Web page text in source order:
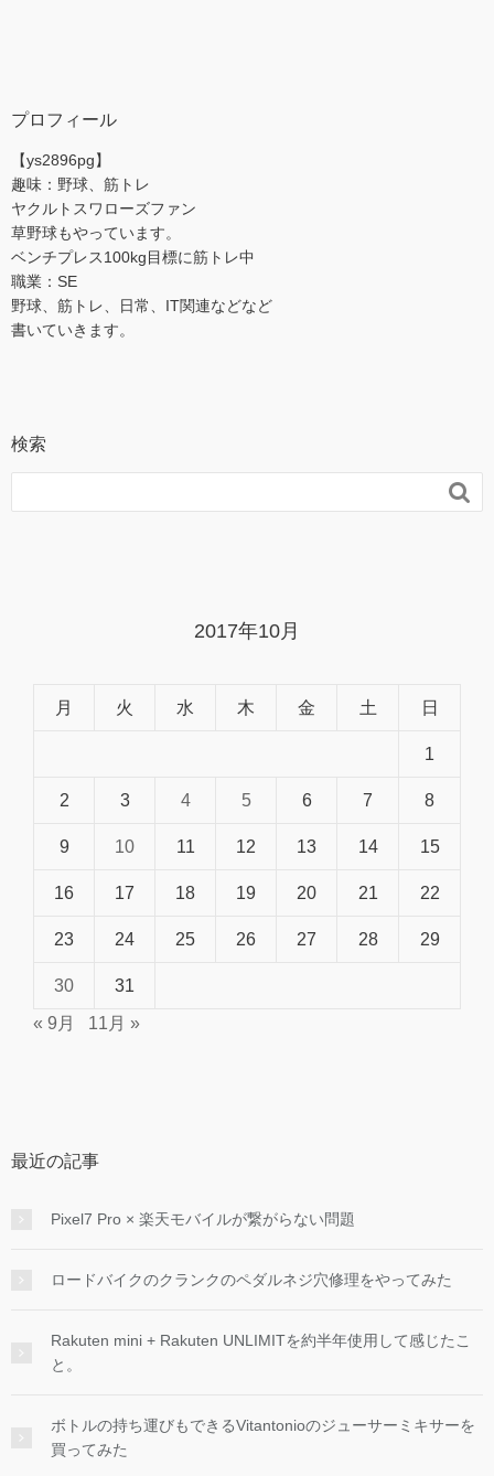
プロフィール
【ys2896pg】
趣味：野球、筋トレ
ヤクルトスワローズファン
草野球もやっています。
ベンチプレス100kg目標に筋トレ中
職業：SE
野球、筋トレ、日常、IT関連などなど
書いていきます。
検索

2017年10月
月 火 水 木 金 土 日
1
2 3 4 5 6 7 8
9 10 11 12 13 14 15
16 17 18 19 20 21 22
23 24 25 26 27 28 29
30
31
« 9月
11月 »
最近の記事
Pixel7 Pro × 楽天モバイルが繋がらない問題
ロードバイクのクランクのペダルネジ穴修理をやってみた
Rakuten mini + Rakuten UNLIMITを約半年使用して感じたこ
と。
ボトルの持ち運びもできるVitantonioのジューサーミキサーを
買ってみた